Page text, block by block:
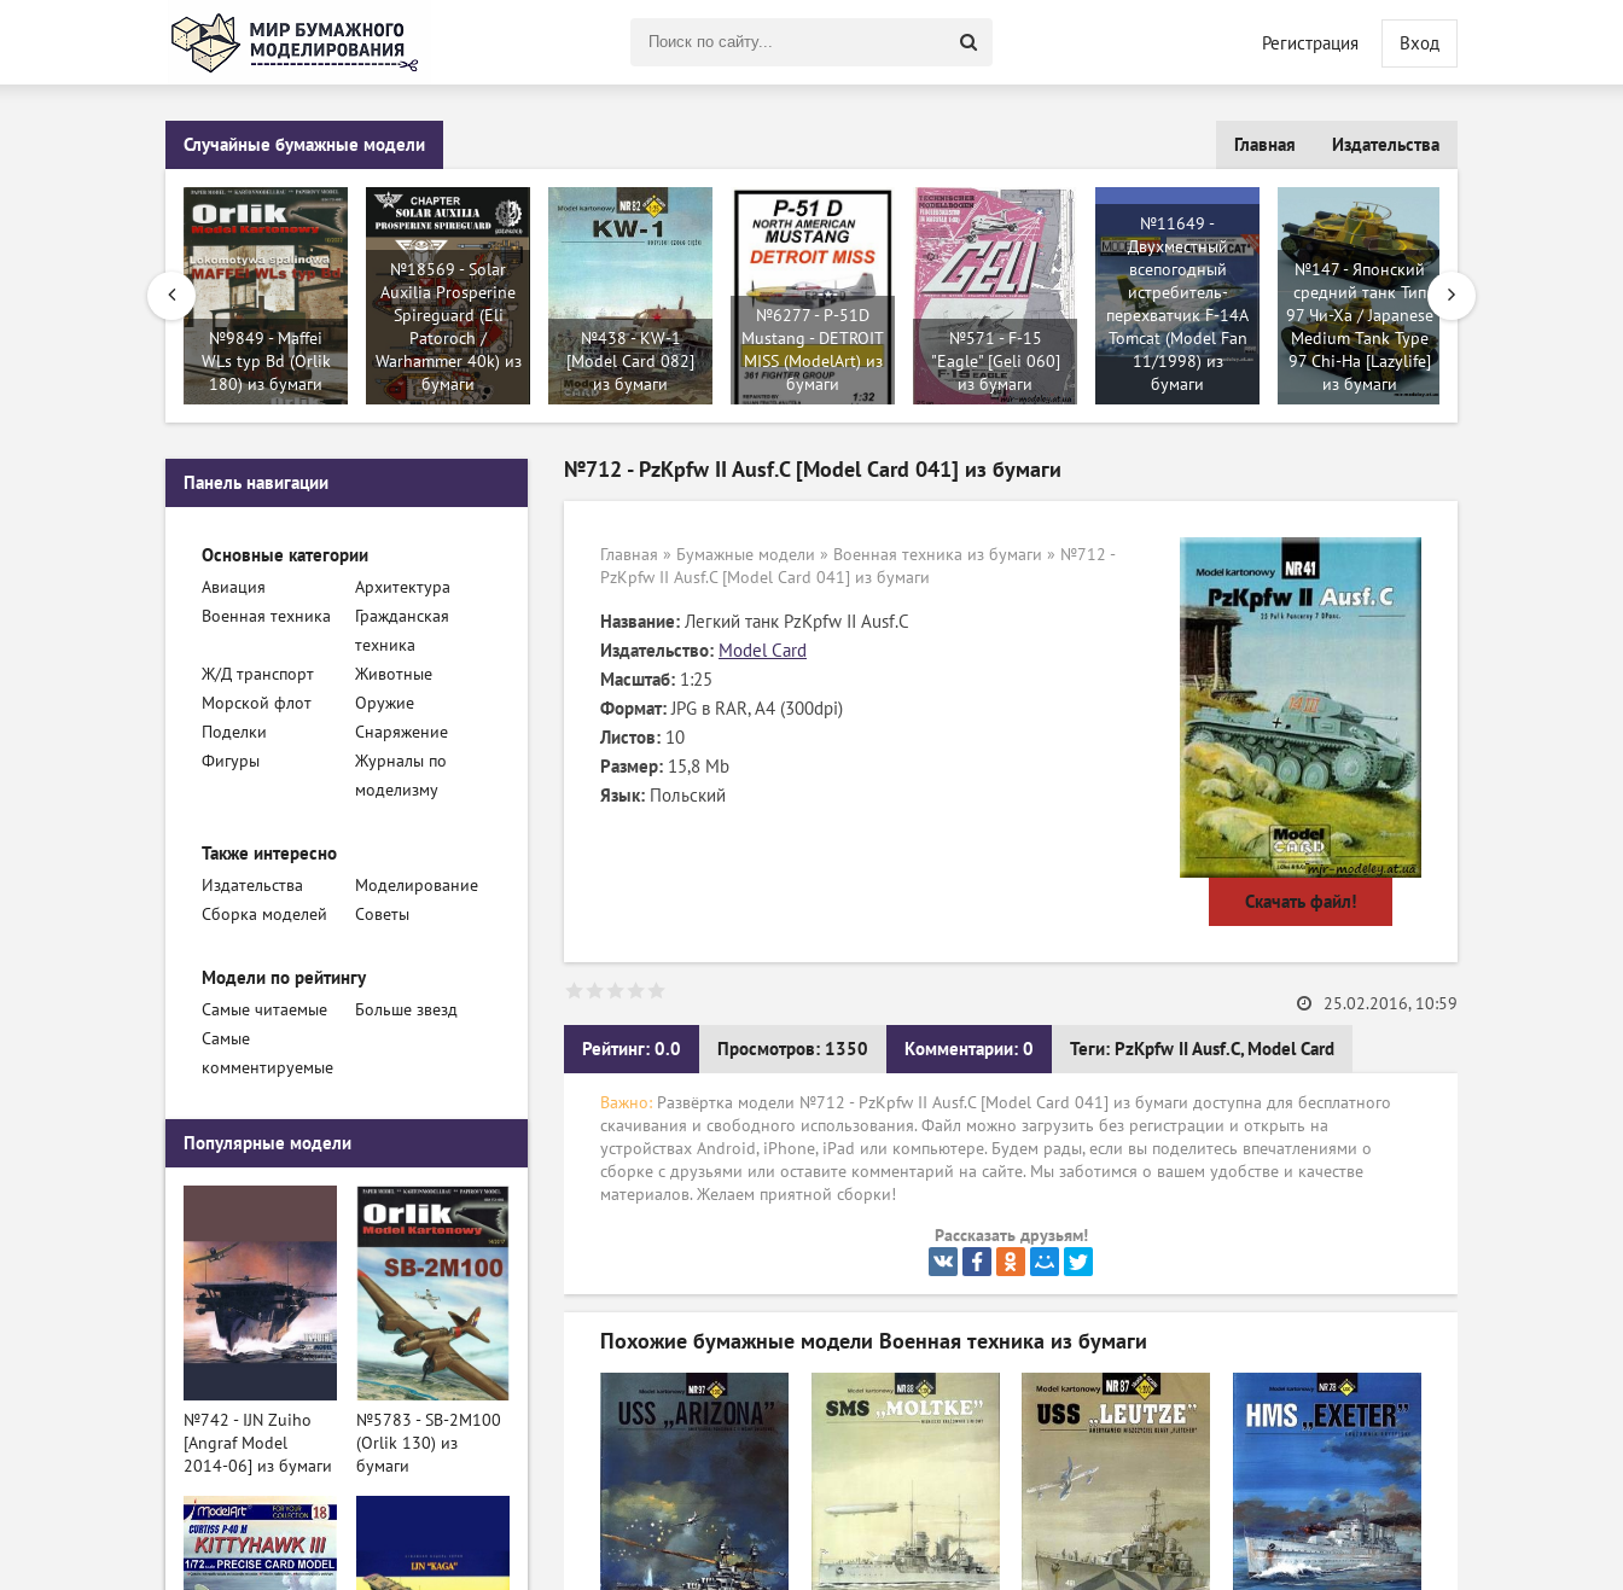
Регистрация Вход
Случайные бумажные модели Издательства
Главная
№9849 - Maffei
WLs typ Bd (Orlik
180) из бумаги
№18569 - Solar
Auxilia Prosperine
Spireguard (Eli
Patoroch /
Warhammer 40k) из
бумаги
№438 - KW-1
[Model Card 082]
из бумаги
№6277 - P-51D
Mustang - DETROIT
MISS (ModelArt) из
бумаги
№571 - F-15
"Eagle" [Geli 060]
из бумаги
№11649 -
Двухместный
всепогодный
истребитель-
перехватчик F-14A
Tomcat (Model Fan
11/1998) из
бумаги
№147 - Японский
средний танк Тип
97 Чи-Ха / Japanese
Medium Tank Type
97 Chi-Ha [Lazylife]
из бумаги
№712 - PzKpfw II Ausf.C [Model Card 041] из бумаги
Главная » Бумажные модели » Военная техника из бумаги » №712 -
PzKpfw II Ausf.C [Model Card 041] из бумаги
Название: Легкий танк PzKpfw II Ausf.C
Издательство: Model Card
Масштаб: 1:25
Формат:JPG в RAR, А4 (300dpi)
Листов: 10
Размер: 15,8 Mb
Язык: Польский
Скачать файл!
Рейтинг: 0.0 Просмотров: 1350 Комментарии: 0 Теги: PzKpfw II Ausf.C, Model Card
25.02.2016, 10:59
Важно: Развёртка модели №712 - PzKpfw II Ausf.C [Model Card 041] из бумаги доступна для бесплатного
скачивания и свободного использования. Файл можно загрузить без регистрации и открыть на
устройствах Android, iPhone, iPad или компьютере. Будем рады, если вы поделитесь впечатлениями о
сборке с друзьями или оставите комментарий на сайте. Мы заботимся о вашем удобстве и качестве
материалов. Желаем приятной сборки!
Рассказать друзьям!
Похожие бумажные модели Военная техника из бумаги
Панель навигации
Основные категории
Авиация
Архитектура
Военная техника
Гражданская
техника
Ж/Д транспорт
Животные
Морской флот
Оружие
Поделки
Снаряжение
Фигуры
Журналы по
моделизму
Также интересно
Издательства
Моделирование
Сборка моделей
Советы
Модели по рейтингу
Самые читаемые
Больше звезд
Самые
комментируемые
Популярные модели
№742 - IJN Zuiho
[Angraf Model
2014-06] из бумаги
№5783 - SB-2M100
(Orlik 130) из
бумаги